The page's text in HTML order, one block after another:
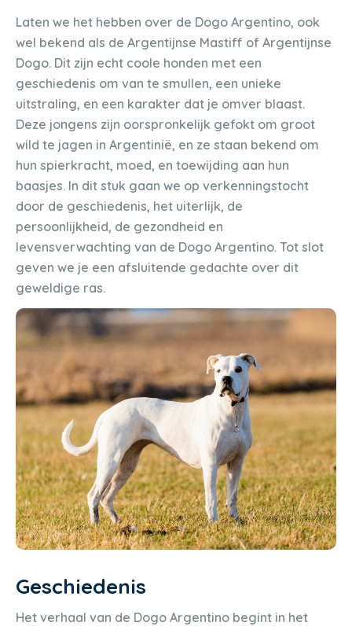
Laten we het hebben over de Dogo Argentino, ook
wel bekend als de Argentijnse Mastiff of Argentijnse
Dogo. Dit zijn echt coole honden met een
geschiedenis om van te smullen, een unieke
uitstraling, en een karakter dat je omver blaast.
Deze jongens zijn oorspronkelijk gefokt om groot
wild te jagen in Argentinië, en ze staan bekend om
hun spierkracht, moed, en toewijding aan hun
baasjes. In dit stuk gaan we op verkenningstocht
door de geschiedenis, het uiterlijk, de
persoonlijkheid, de gezondheid en
levensverwachting van de Dogo Argentino. Tot slot
geven we je een afsluitende gedachte over dit
geweldige ras.
Geschiedenis
Het verhaal van de Dogo Argentino begint in het